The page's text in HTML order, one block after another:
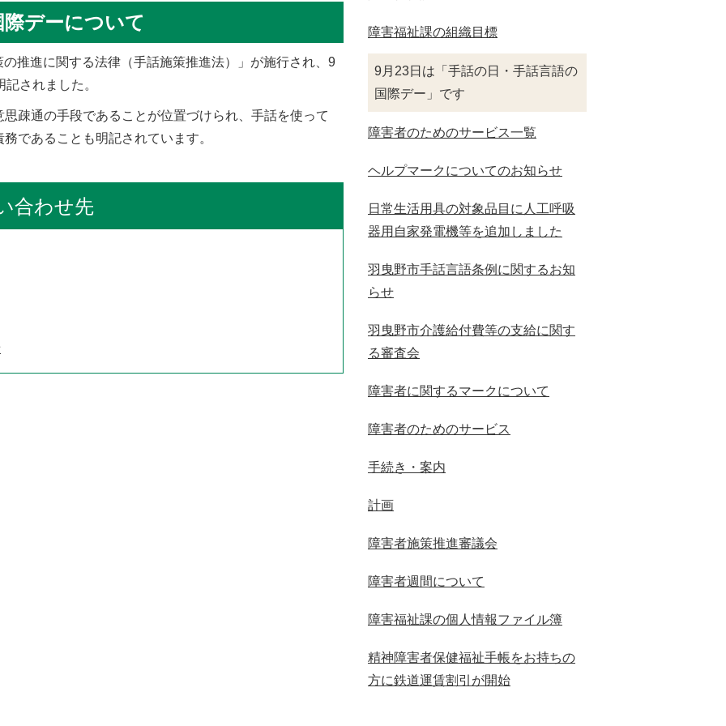
デーについて
推進に関する法律（手話施策推進法）」が施行され、9
されました。
疎通の手段であることが位置づけられ、手話を使って
であることも明記されています。
合わせ先
障害福祉課の組織目標
9月23日は「手話の日・手話言語の
国際デー」です
障害者のためのサービス一覧
ヘルプマークについてのお知らせ
日常生活用具の対象品目に人工呼吸
器用自家発電機等を追加しました
羽曳野市手話言語条例に関するお知
らせ
羽曳野市介護給付費等の支給に関す
る審査会
障害者に関するマークについて
障害者のためのサービス
手続き・案内
計画
障害者施策推進審議会
障害者週間について
障害福祉課の個人情報ファイル簿
精神障害者保健福祉手帳をお持ちの
方に鉄道運賃割引が開始